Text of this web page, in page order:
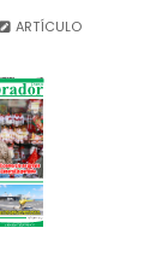
ARTÍCULO